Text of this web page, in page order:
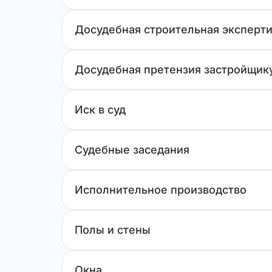
Досудебная строительная
Досудебная претензия
Иск в суд
Судебные заседания
Исполнительное производство
Полы и стены